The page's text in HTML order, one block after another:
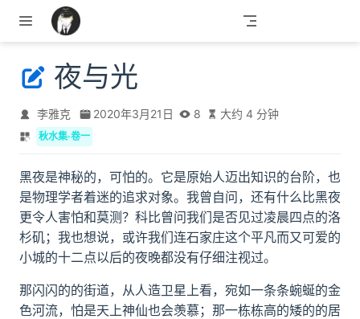
跳至主要內容
夜与光
李雅克 2020年3月21日 8 大约 4 分钟
秋水集·卷一
黑夜是神秘的，可怕的。它是原始人迈出知识的台阶，也
是物理学者着迷的追求对象。我曾自问，还有什么比黑夜
更令人害怕和莫测？科比曾问我们是否见过凌晨四点的洛
杉矶；我也想说，或许我们连石家庄这个平凡而又可爱的
小城的十二点以后的夜晚都没有仔细注视过。
那闪闪的的街道，从人造卫星上看，宛如一条条蜿蜒的金
色河流，怕是天上神仙也会羡慕；那一栋栋高的矮的的居